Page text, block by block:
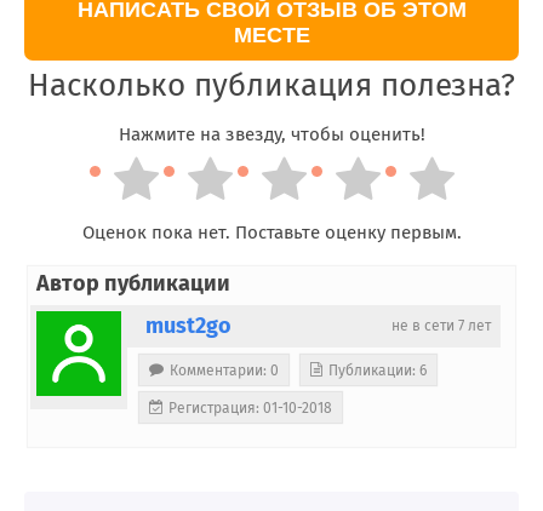
НАПИСАТЬ СВОЙ ОТЗЫВ ОБ ЭТОМ
МЕСТЕ
Насколько публикация полезна?
Нажмите на звезду, чтобы оценить!
Оценок пока нет. Поставьте оценку первым.
Автор публикации
не в сети 7 лет
must2go
Комментарии: 0 Публикации: 6
Регистрация: 01-10-2018